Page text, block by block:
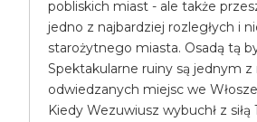
pobliskich miast - ale także
jedno z najbardziej rozległych i
starożytnego miasta. Osadą tą
Spektakularne ruiny są jednym z
odwiedzanych miejsc we
Kiedy Wezuwiusz wybuchł z